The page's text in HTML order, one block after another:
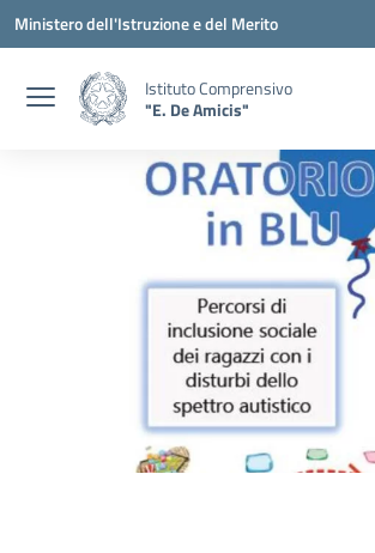
Vai ai contenuti
Vai al menu di navigazione
Vai al footer
Ministero dell'Istruzione e del Merito
Istituto Comprensivo
"E. De Amicis"